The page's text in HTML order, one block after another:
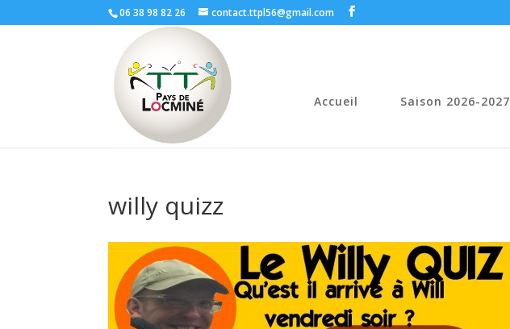
06 38 98 82 26 contact.ttpl56@gmail.com
Accueil Saison 2026-2027
willy quizz